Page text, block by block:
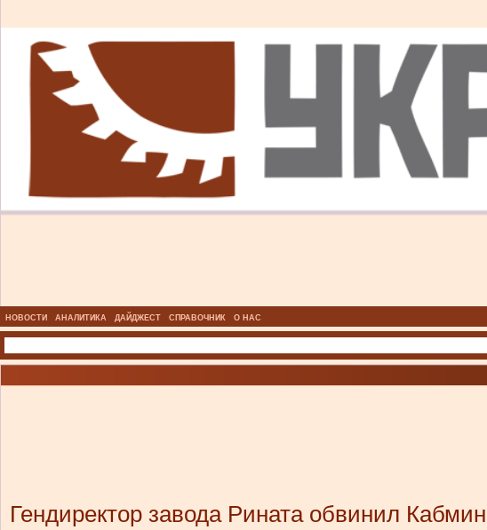
НОВОСТИ АНАЛИТИКА ДАЙДЖЕСТ СПРАВОЧНИК О НАС
Гендиректор завода Рината обвинил